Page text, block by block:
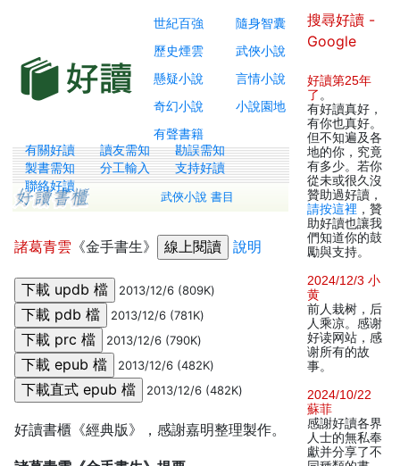
世紀百強
隨身智囊
歷史煙雲
武俠小說
懸疑小說
言情小說
奇幻小說
小說園地
有聲書籍
有關好讀 讀友需知
勘誤需知
製書需知
分工輸入
支持好讀
聯絡好讀
武俠小說 書目
諸葛青雲 《金手書生》 說明
2013/12/6 (809K)
2013/12/6 (781K)
2013/12/6 (790K)
2013/12/6 (482K)
2013/12/6 (482K)
好讀書櫃《經典版》，感謝嘉明整理製作。
搜尋好讀 -
Google
好讀第25年
了 。
有好讀真好，
有你也真好。
但不知遍及各
地的你，究竟
有多少。若你
從未或很久沒
贊助過好讀，
請按這裡 ，贊
助好讀也讓我
們知道你的鼓
勵與支持。
2024/12/3 小
黄
前人栽树，后
人乘凉。感谢
好读网站，感
谢所有的故
事。
2024/10/22
蘇菲
感謝好讀各界
人士的無私奉
獻并分享了不